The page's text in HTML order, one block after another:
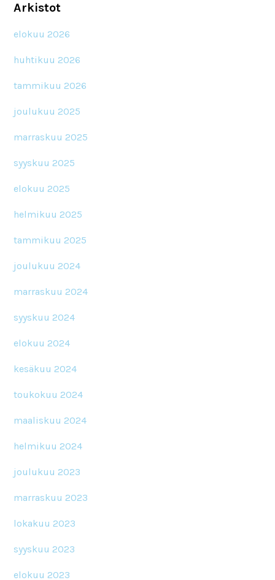
Arkistot
elokuu 2026
huhtikuu 2026
tammikuu 2026
joulukuu 2025
marraskuu 2025
syyskuu 2025
elokuu 2025
helmikuu 2025
tammikuu 2025
joulukuu 2024
marraskuu 2024
syyskuu 2024
elokuu 2024
kesäkuu 2024
toukokuu 2024
maaliskuu 2024
helmikuu 2024
joulukuu 2023
marraskuu 2023
lokakuu 2023
syyskuu 2023
elokuu 2023